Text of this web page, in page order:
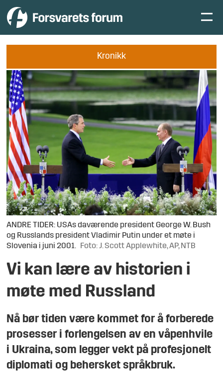
Kronikk
ANDRE TIDER: USAs daværende president George W. Bush
og Russlands president Vladimir Putin under et møte i
Slovenia i juni 2001.
Foto: J. Scott Applewhite, AP, NTB
Vi kan lære av historien i
møte med Russland
Nå bør tiden være kommet for å forberede
prosesser i forlengelsen av en våpenhvile
i Ukraina, som legger vekt på profesjonelt
diplomati og behersket språkbruk.